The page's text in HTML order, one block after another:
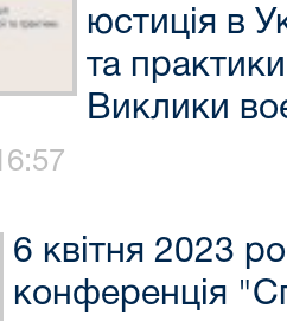
юстиція в
та
Виклики
6 квітня 2023
конференція